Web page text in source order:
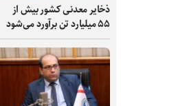
ذخایر معدنی کشور بیش از
۵۵ میلیارد تن برآورد می‌شود